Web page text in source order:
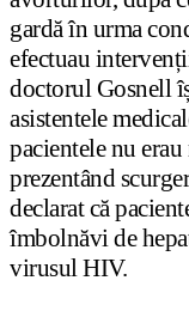
gardă în urma
efectuau
doctorul Gosnell
asistentele
pacientele nu
prezentând
declarat că
îmbolnăvi de
virusul HIV.